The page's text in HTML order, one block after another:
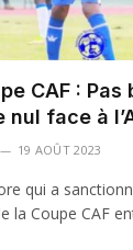
CAF : Pas
face à
19 AOÛT 2023
qui a
la Coupe CAF